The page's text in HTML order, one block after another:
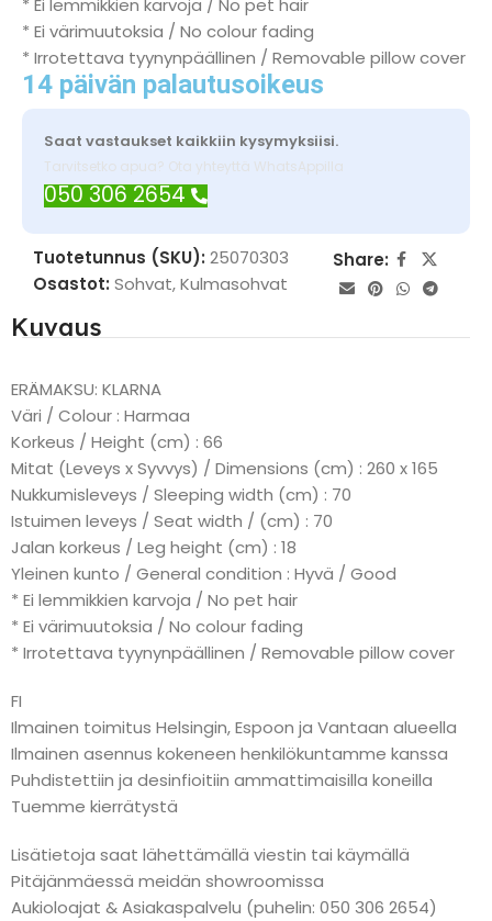
* Ei lemmikkien karvoja / No pet hair
* Ei värimuutoksia / No colour fading
* Irrotettava tyynynpäällinen / Removable pillow cover
14 päivän palautusoikeus
Saat vastaukset kaikkiin kysymyksiisi.
Tarvitsetko apua? Ota yhteyttä WhatsAppilla
050 306 2654
Tuotetunnus (SKU): 25070303
Osastot: Sohvat,Kulmasohvat
Share:
Kuvaus
ERÄMAKSU: KLARNA
Väri / Colour : Harmaa
Korkeus / Height (cm) : 66
Mitat (Leveys x Syvvys) / Dimensions (cm) : 260 x 165
Nukkumisleveys / Sleeping width (cm) : 70
Istuimen leveys / Seat width / (cm) : 70
Jalan korkeus / Leg height (cm) : 18
Yleinen kunto / General condition : Hyvä / Good
* Ei lemmikkien karvoja / No pet hair
* Ei värimuutoksia / No colour fading
* Irrotettava tyynynpäällinen / Removable pillow cover
FI
Ilmainen toimitus Helsingin, Espoon ja Vantaan alueella
Ilmainen asennus kokeneen henkilökuntamme kanssa
Puhdistettiin ja desinfioitiin ammattimaisilla koneilla
Tuemme kierrätystä
Lisätietoja saat lähettämällä viestin tai käymällä
Pitäjänmäessä meidän showroomissa
Aukioloajat & Asiakaspalvelu (puhelin: 050 306 2654)